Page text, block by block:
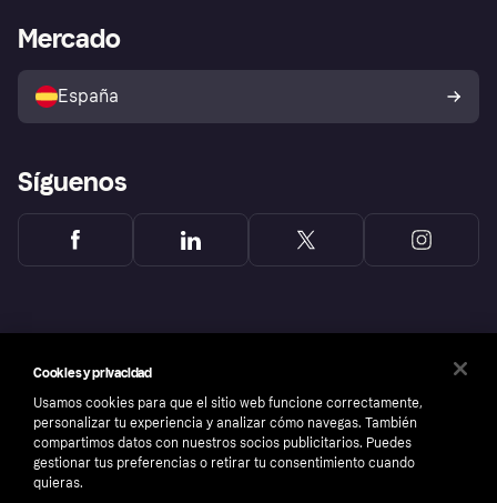
Directorio de tiendas
Política de protección al
comprador de Klarna
Reclamaciones
Acceso empresas
Mercado
España
Síguenos
Cookies y privacidad
Usamos cookies para que el sitio web funcione correctamente,
personalizar tu experiencia y analizar cómo navegas. También
compartimos datos con nuestros socios publicitarios. Puedes
gestionar tus preferencias o retirar tu consentimiento cuando
quieras.